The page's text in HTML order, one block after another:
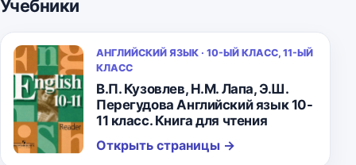
Учебники
АНГЛИЙСКИЙ ЯЗЫК · 10-ЫЙ КЛАСС, 11-ЫЙ
КЛАСС
В.П. Кузовлев, Н.М. Лапа, Э.Ш.
Перегудова Английский язык 10-
11 класс. Книга для чтения
Открыть страницы →